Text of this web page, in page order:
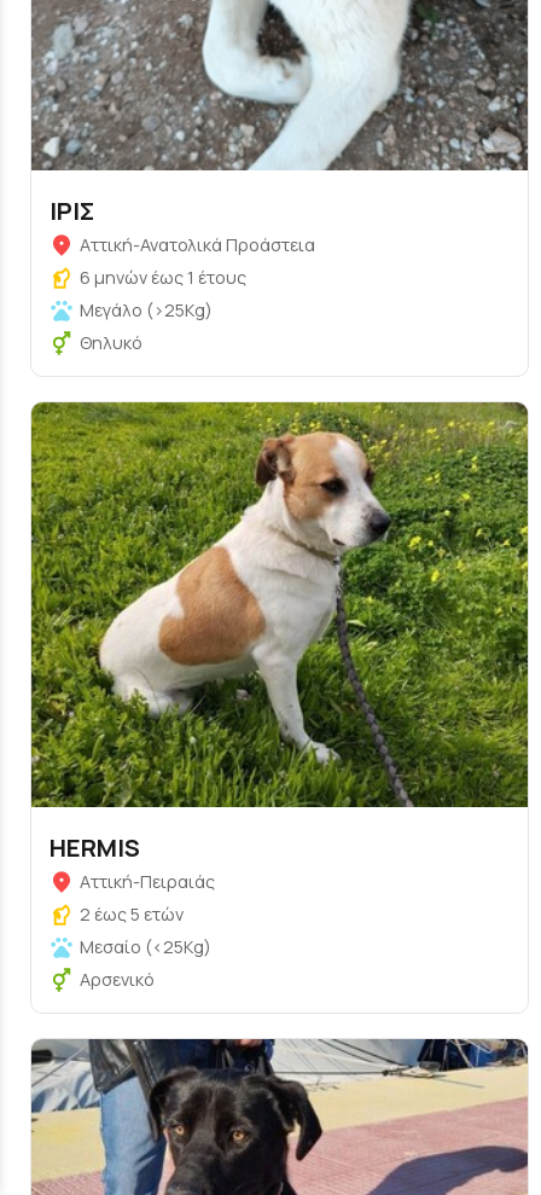
ΙΡΙΣ
Αττική-Ανατολικά Προάστεια
6 μηνών έως 1 έτους
Μεγάλο (>25Kg)
Θηλυκό
HERMIS
Αττική-Πειραιάς
2 έως 5 ετών
Μεσαίο (<25Kg)
Αρσενικό